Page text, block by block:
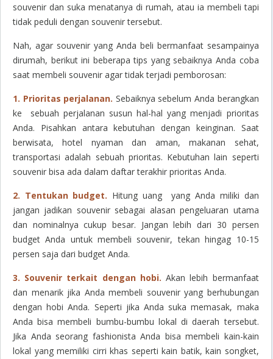
souvenir dan suka menatanya di rumah, atau ia membeli tapi
tidak peduli dengan souvenir tersebut.
Nah, agar souvenir yang Anda beli bermanfaat sesampainya
dirumah, berikut ini beberapa tips yang sebaiknya Anda coba
saat membeli souvenir agar tidak terjadi pemborosan:
1. Prioritas perjalanan. Sebaiknya sebelum Anda berangkan
ke sebuah perjalanan susun hal-hal yang menjadi prioritas
Anda. Pisahkan antara kebutuhan dengan keinginan. Saat
berwisata, hotel nyaman dan aman, makanan sehat,
transportasi adalah sebuah prioritas. Kebutuhan lain seperti
souvenir bisa ada dalam daftar terakhir prioritas Anda.
2. Tentukan budget. Hitung uang yang Anda miliki dan
jangan jadikan souvenir sebagai alasan pengeluaran utama
dan nominalnya cukup besar. Jangan lebih dari 30 persen
budget Anda untuk membeli souvenir, tekan hingag 10-15
persen saja dari budget Anda.
3. Souvenir terkait dengan hobi.Akan lebih bermanfaat
dan menarik jika Anda membeli souvenir yang berhubungan
dengan hobi Anda. Seperti jika Anda suka memasak, maka
Anda bisa membeli bumbu-bumbu lokal di daerah tersebut.
Jika Anda seorang fashionista Anda bisa membeli kain-kain
lokal yang memiliki cirri khas seperti kain batik, kain songket,